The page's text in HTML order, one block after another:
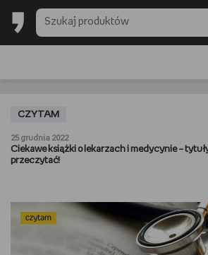
BACK TO SCHOOL
SŁUCHAM
RANKINGI
BACK TO SCHOOL
CZYTAM
25 grudnia 2022
Ciekawe książki o lekarzach i medycynie –
przeczytać!